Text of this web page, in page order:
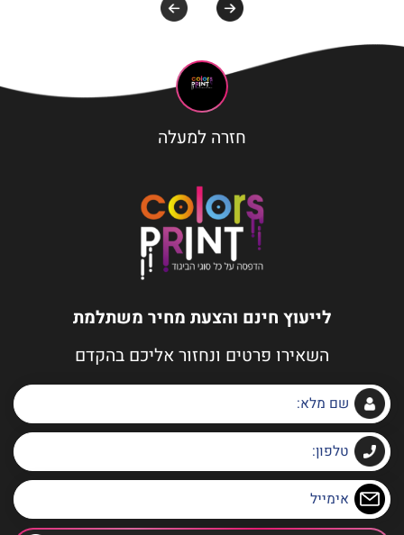
חזרה למעלה
לייעוץ חינם והצעת מחיר משתלמת
השאירו פרטים ונחזור אליכם בהקדם